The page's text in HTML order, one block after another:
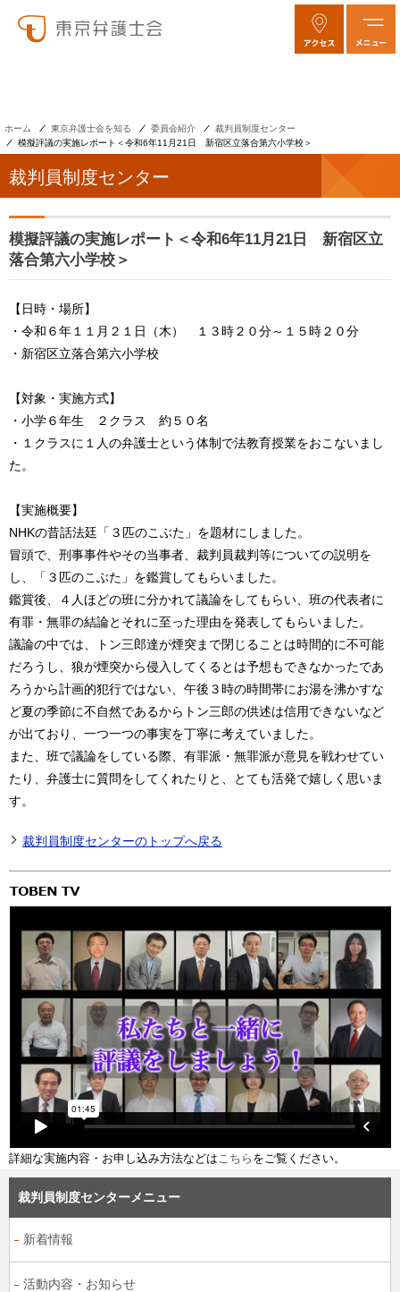
ホーム 東京弁護士会を知る 委員会紹介
裁判員制度センター
模擬評議の実施レポート＜令和6年11月21日 新宿区立落合第六小学校＞
裁判員制度センター
模擬評議の実施レポート＜令和6年11月21日 新宿区立
落合第六小学校＞
【日時・場所】
・令和６年１１月２１日（木） １３時２０分～１５時２０分
・新宿区立落合第六小学校
【対象・実施方式】
・小学６年生 ２クラス 約５０名
・１クラスに１人の弁護士という体制で法教育授業をおこないまし
た。
【実施概要】
NHKの昔話法廷「３匹のこぶた」を題材にしました。
冒頭で、刑事事件やその当事者、裁判員裁判等についての説明を
し、「３匹のこぶた」を鑑賞してもらいました。
鑑賞後、４人ほどの班に分かれて議論をしてもらい、班の代表者に
有罪・無罪の結論とそれに至った理由を発表してもらいました。
議論の中では、トン三郎達が煙突まで閉じることは時間的に不可能
だろうし、狼が煙突から侵入してくるとは予想もできなかったであ
ろうから計画的犯行ではない、午後３時の時間帯にお湯を沸かすな
ど夏の季節に不自然であるからトン三郎の供述は信用できないなど
が出ており、一つ一つの事実を丁寧に考えていました。
また、班で議論をしている際、有罪派・無罪派が意見を戦わせてい
たり、弁護士に質問をしてくれたりと、とても活発で嬉しく思いま
す。
裁判員制度センターのトップへ戻る
詳細な実施内容・お申し込み方法などはこちら をご覧ください。
裁判員制度センターメニュー
新着情報
活動内容・お知らせ